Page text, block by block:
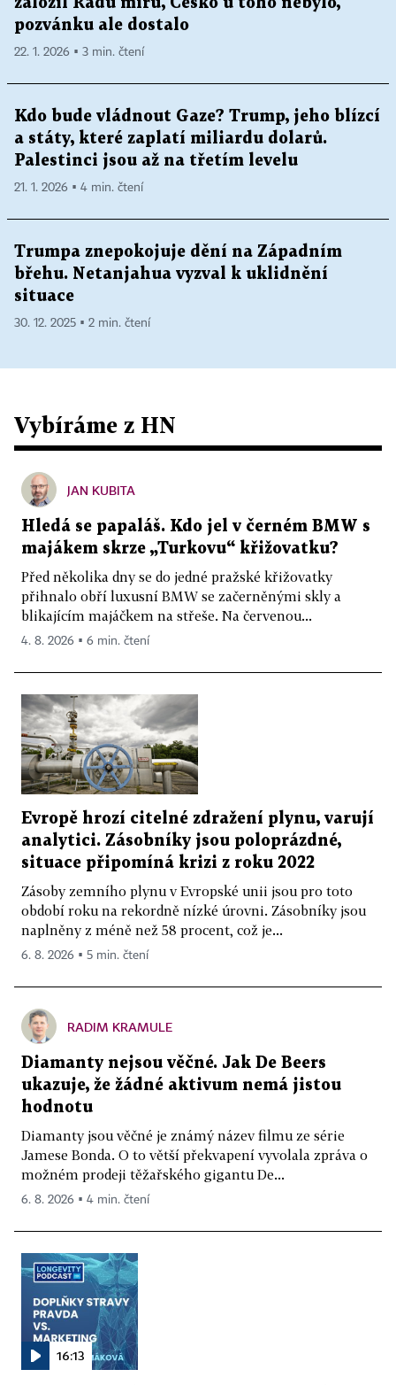
založil Radu míru, Česko u toho nebylo,
pozvánku ale dostalo
22. 1. 2026 ▪ 3 min. čtení
Kdo bude vládnout Gaze? Trump, jeho blízcí
a státy, které zaplatí miliardu dolarů.
Palestinci jsou až na třetím levelu
21. 1. 2026 ▪ 4 min. čtení
Trumpa znepokojuje dění na Západním
břehu. Netanjahua vyzval k uklidnění
situace
30. 12. 2025 ▪ 2 min. čtení
Vybíráme z HN
JAN KUBITA
Hledá se papaláš. Kdo jel v černém BMW s
majákem skrze „Turkovu“ křižovatku?
Před několika dny se do jedné pražské křižovatky
přihnalo obří luxusní BMW se začerněnými skly a
blikajícím majáčkem na střeše. Na červenou...
4. 8. 2026 ▪ 6 min. čtení
Evropě hrozí citelné zdražení plynu, varují
analytici. Zásobníky jsou poloprázdné,
situace připomíná krizi z roku 2022
Zásoby zemního plynu v Evropské unii jsou pro toto
období roku na rekordně nízké úrovni. Zásobníky jsou
naplněny z méně než 58 procent, což je...
6. 8. 2026 ▪ 5 min. čtení
RADIM KRAMULE
Diamanty nejsou věčné. Jak De Beers
ukazuje, že žádné aktivum nemá jistou
hodnotu
Diamanty jsou věčné je známý název filmu ze série
Jamese Bonda. O to větší překvapení vyvolala zpráva o
možném prodeji těžařského gigantu De...
6. 8. 2026 ▪ 4 min. čtení
16:13